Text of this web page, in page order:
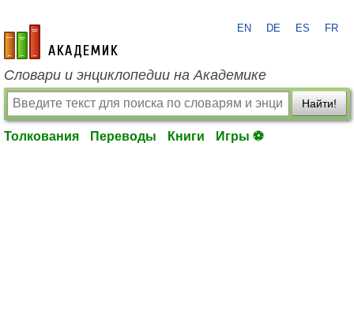
academic.ru
EN DE ES FR
Словари и энциклопедии на Академике
Найти!
Толкования Переводы Книги Игры ⚽